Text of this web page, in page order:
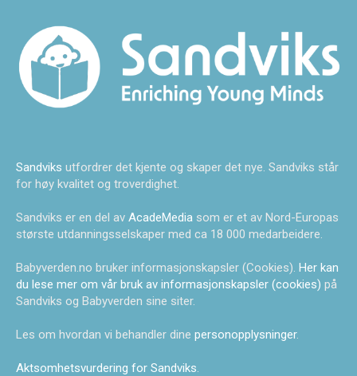
Sandviks utfordrer det kjente og skaper det nye. Sandviks står
for høy kvalitet og troverdighet.
Sandviks er en del av AcadeMedia som er et av Nord-Europas
største utdanningsselskaper med ca 18 000 medarbeidere.
Babyverden.no bruker informasjonskapsler (Cookies). Her kan
du lese mer om vår bruk av informasjonskapsler (cookies) på
Sandviks og Babyverden sine siter.
Les om hvordan vi behandler dine personopplysninger.
Aktsomhetsvurdering for Sandviks.